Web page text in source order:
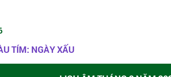
TÍM: NGÀY XẤU